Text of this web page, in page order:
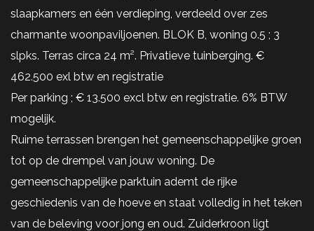
slaapkamers en één verdieping, verdeeld over zes
charmante woonpaviljoenen. BLOK B, woning 0.5 ; 3
slpks. Terras circa 24 m². Privatieve tuinberging. €
462.500 exl btw en registratie
Per parking ; € 13.500 excl btw en registratie. 6% BTW
mogelijk.
Ruime terrassen brengen het gemeenschappelijke groen
tot op de drempel van jouw woning. De
gemeenschappelijke parktuin ademt de rijke
geschiedenis van de hoeve en staat volledig in het teken
van de beleving voor jong en oud. Zuiderkroon ligt